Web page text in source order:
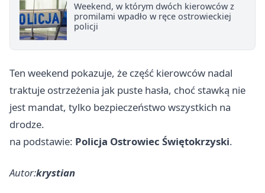
Weekend, w którym dwóch kierowców z
promilami wpadło w ręce ostrowieckiej
policji
Ten weekend pokazuje, że część kierowców nadal
traktuje ostrzeżenia jak puste hasła, choć stawką nie
jest mandat, tylko bezpieczeństwo wszystkich na
drodze.
na podstawie: Policja Ostrowiec Świętokrzyski.
Autor:krystian